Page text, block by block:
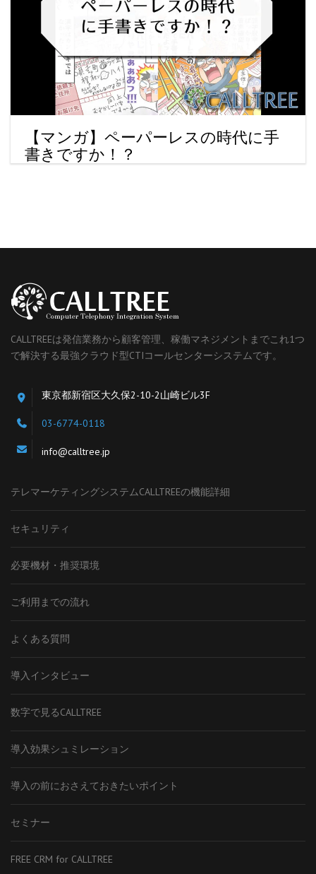
【マンガ】ペーパーレスの時代に手
書きですか！？
CALLTREEは発信業務から顧客管理、稼働マネジメントまでこれ1つ
で解決する最強クラウド型CTIコールセンターシステムです。
東京都新宿区大久保2-10-2山崎ビル3F
03-6774-0118
info@calltree.jp
テレマーケティングシステムCALLTREEの機能詳細
セキュリティ
必要機材・推奨環境
ご利用までの流れ
よくある質問
導入インタビュー
数字で見るCALLTREE
導入効果シュミレーション
導入の前におさえておきたいポイント
セミナー
FREE CRM for CALLTREE